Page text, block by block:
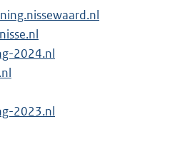
2024.nl
2023.nl